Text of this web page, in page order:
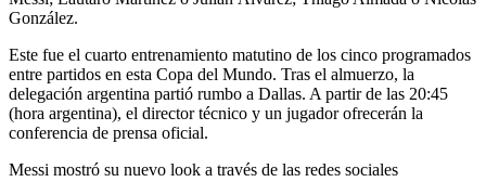
González.
Este fue el cuarto entrenamiento matutino de los cinco programados
entre partidos en esta Copa del Mundo. Tras el almuerzo, la
delegación argentina partió rumbo a Dallas. A partir de las 20:45
(hora argentina), el director técnico y un jugador ofrecerán la
conferencia de prensa oficial.
Messi mostró su nuevo look a través de las redes sociales